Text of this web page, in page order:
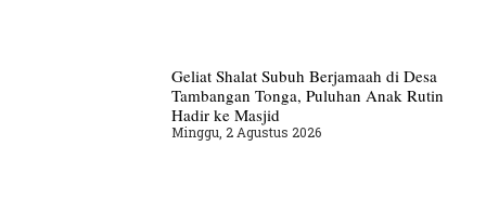
Geliat Shalat Subuh Berjamaah di Desa
Tambangan Tonga, Puluhan Anak Rutin
Hadir ke Masjid
Minggu, 2 Agustus 2026